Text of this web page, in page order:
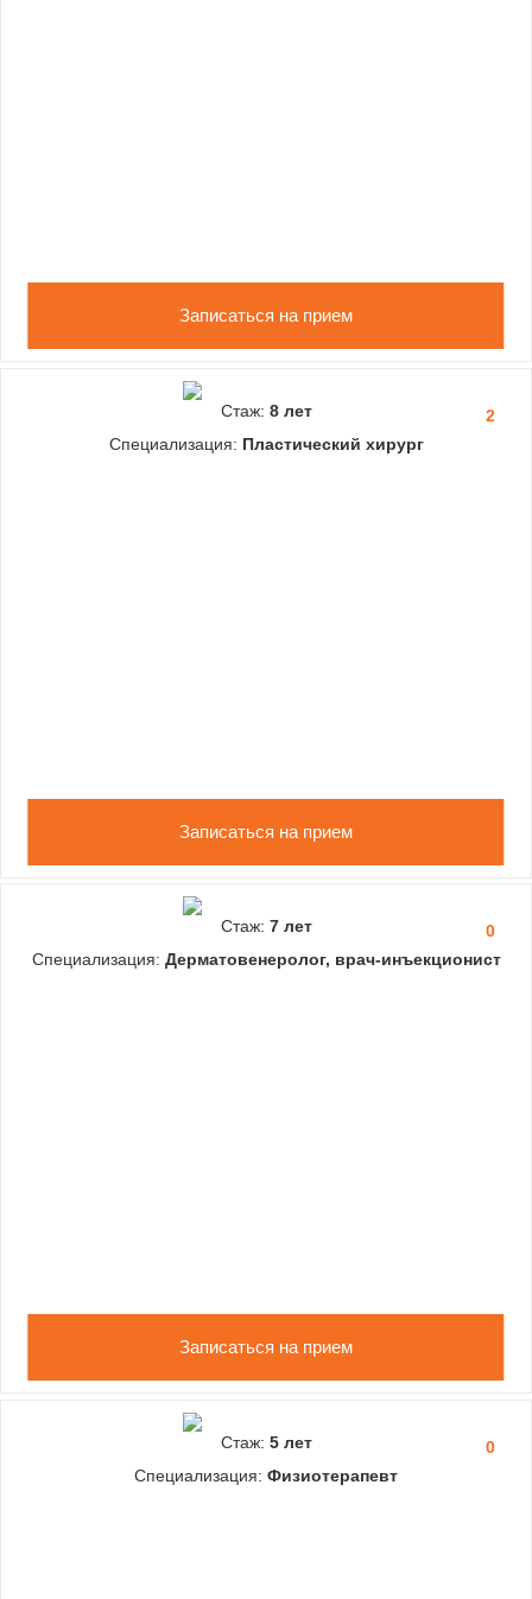
Записаться на прием
2
Стаж: 8 лет
Специализация: Пластический хирург
Записаться на прием
0
Стаж: 7 лет
Специализация: Дерматовенеролог, врач-инъекционист
Записаться на прием
0
Стаж: 5 лет
Специализация: Физиотерапевт